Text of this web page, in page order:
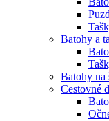
Batohy a
Batohy na
Cestovné